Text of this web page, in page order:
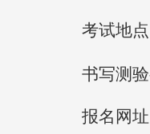
考试地
书写测
报名网